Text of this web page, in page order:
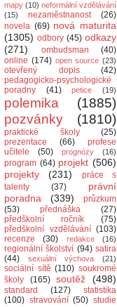
mapy (10) neformální vzdělávání
(15)
nezaměstnanost
(26)
novela (69) nová maturita
(1305) odbory (45) odkazy
(271)
ombudsman
(40)
online (174) open source (23)
otevřený dopis
(42)
pedagogicko-psychologické
poradny
(41) petice (19)
polemika
(1885)
pozvánky
(1810)
praktické školy
(25)
prezentace
(66)
profese
učitele
(50) prognózy (16)
program (64) projekt (506)
projekty
(231)
práce s
talenty
(37)
právní
poradna
(339)
průzkum
(53)
přednáška
(27)
předškolní ročník
(75)
předškolní vzdělávání (103)
recenze
(30) redakce (16)
regionální školství (94) satira
(44)
sexuální výchova (21)
sociální sítě (110) soukromé
školy
(165) soutěž (498)
standard (127)
statistika
(100) stravování (50) studie